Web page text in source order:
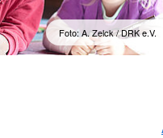
Foto: A. Zelck / DRK e.V.